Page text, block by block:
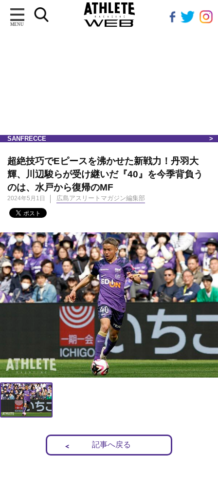
MENU
SANFRECCE
超絶技巧でEピースを沸かせた新戦力！丹羽大
輝、川辺駿らが受け継いだ『40』を今季背負う
のは、水戸から復帰のMF
2024年5月1日 広島アスリートマガジン編集部
記事へ戻る